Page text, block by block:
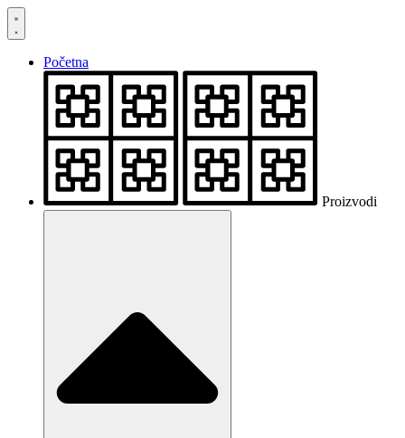
Skočite
na
Početna
Proizvodi